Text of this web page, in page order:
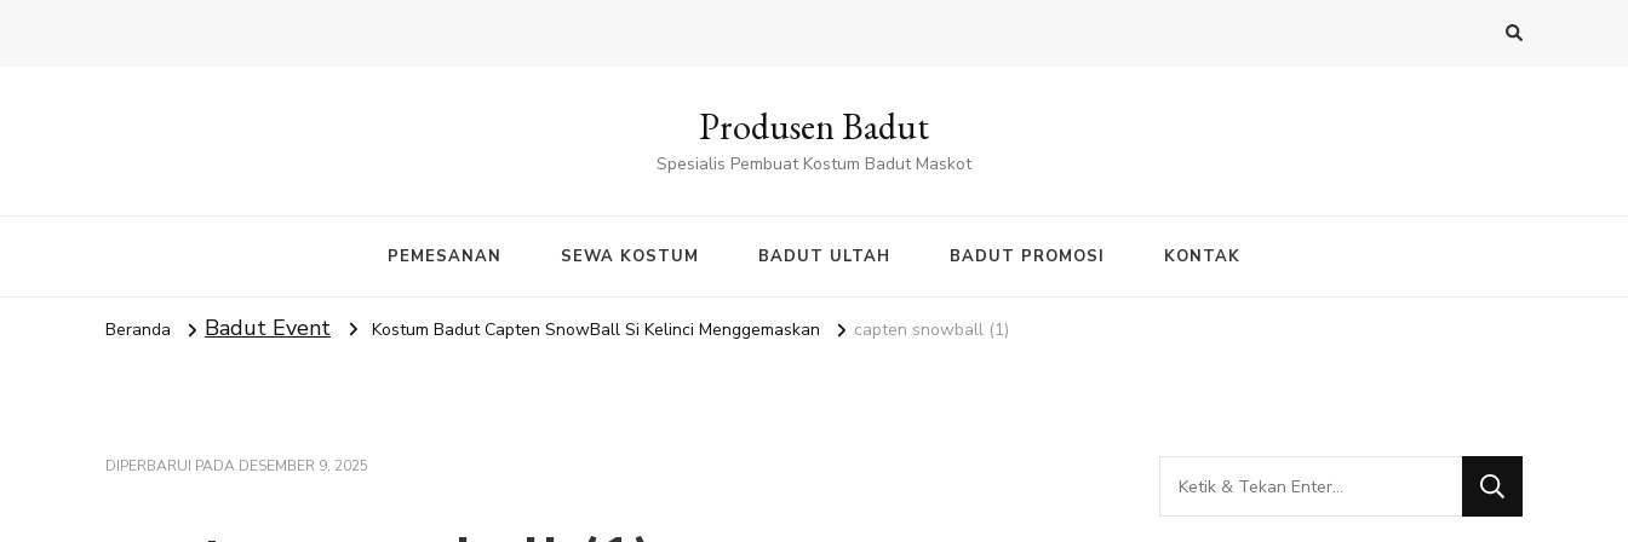
Produsen Badut
Spesialis Pembuat Kostum Badut Maskot
PEMESANAN SEWA KOSTUM BADUT ULTAH BADUT PROMOSI KONTAK
Beranda Badut Event Kostum Badut Capten SnowBall Si Kelinci Menggemaskan capten snowball (1)
DIPERBARUI PADA DESEMBER 9, 2025
Mencari
Sesuatu?